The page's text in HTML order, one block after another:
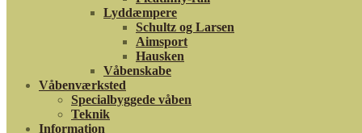
Lyddæmpere
Schultz og Larsen
Aimsport
Hausken
Våbenskabe
Våbenværksted
Specialbyggede våben
Teknik
Information